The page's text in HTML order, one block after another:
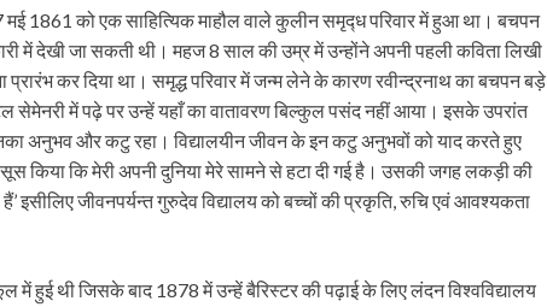
1861 को एक साहित्यिक माहौल वाले कुलीन समृद्‍ध परिवार में हुआ था। बचपन
में देखी जा सकती थी। महज 8 साल की उम्र में उन्होंने अपनी पहली कविता लिखी
कर दिया था। समृद्ध परिवार में जन्म लेने के कारण रवीन्द्रनाथ का बचपन बड़े
में पढ़े पर उन्हें यहाँ का वातावरण बिल्कुल पसंद नहीं आया। इसके उपरांत
अनुभव और कटु रहा। विद्यालयीन जीवन के इन कटु अनुभवों को याद करते हुए
किया कि मेरी अपनी दुनिया मेरे सामने से हटा दी गई है। उसकी जगह लकड़ी की
इसीलिए जीवनपर्यन्त गुरुदेव विद्यालय को बच्चों की प्रकृति, रुचि एवं आवश्यकता
में हुई थी जिसके बाद 1878 में उन्हें बैरिस्टर की पढ़ाई के लिए लंदन विश्वविद्यालय